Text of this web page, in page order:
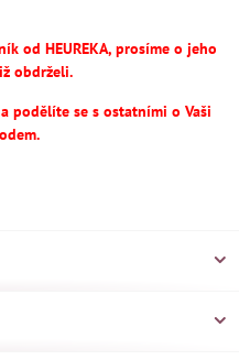
od HEUREKA, prosíme o jeho
obdrželi.
podělíte se s ostatními o Vaši